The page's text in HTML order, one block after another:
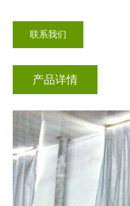
联系我们
产品详情